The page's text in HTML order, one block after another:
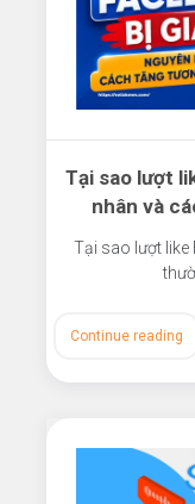
Tại sao lượt
nhân và
Tại sao lượt like
Continue reading